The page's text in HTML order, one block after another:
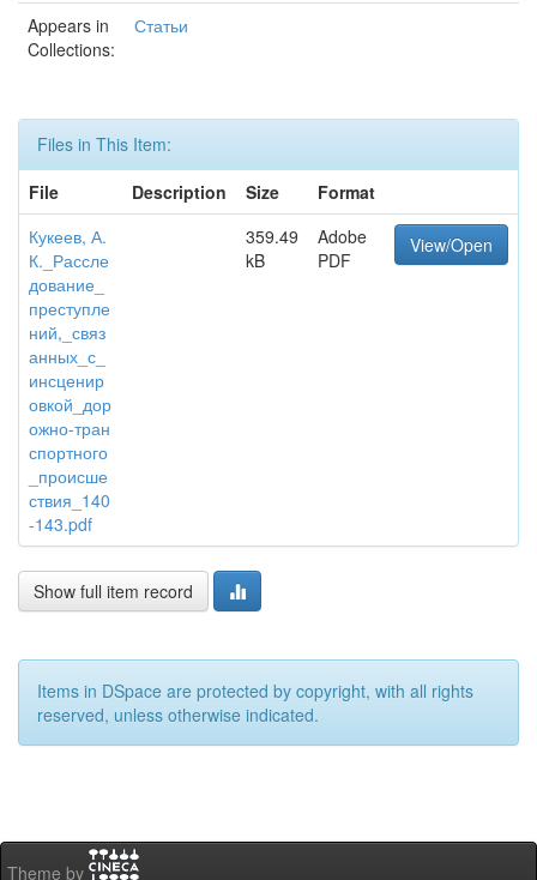
Appears in
Collections:
Статьи
Files in This Item:
File
Description Size
Format
Кукеев, А.
К._Рассле
дование_
преступле
ний,_связ
анных_с_
инсценир
овкой_дор
ожно-тран
спортного
_происше
ствия_140
-143.pdf
359.49
kB
Adobe
PDF
View/Open
Show full item record
Items in DSpace are protected by copyright, with all rights
reserved, unless otherwise indicated.
Theme by